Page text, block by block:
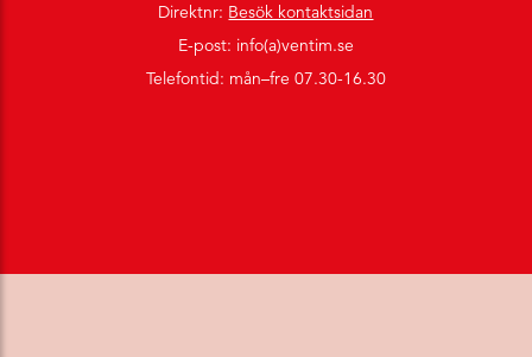
Direktnr: Besök kontaktsidan
E-post: info(a)ventim.se
Telefontid: mån–fre 07.30-16.30